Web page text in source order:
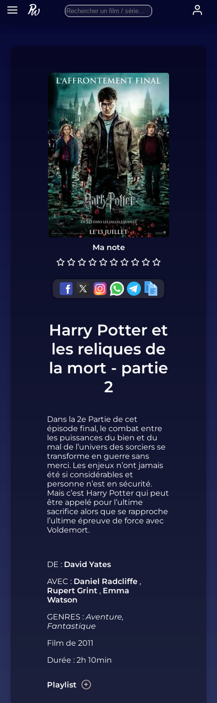
Ma note
Harry Potter et
les reliques de
la mort - partie
2
Dans la 2e Partie de cet
épisode final, le combat entre
les puissances du bien et du
mal de l’univers des sorciers se
transforme en guerre sans
merci. Les enjeux n’ont jamais
été si considérables et
personne n’est en sécurité.
Mais c’est Harry Potter qui peut
être appelé pour l’ultime
sacrifice alors que se rapproche
l’ultime épreuve de force avec
Voldemort.
DE : David Yates
AVEC : Daniel Radcliffe ,
Rupert Grint , Emma
Watson
GENRES :Aventure,
Fantastique
Film de 2011
Durée : 2h 10min
Playlist